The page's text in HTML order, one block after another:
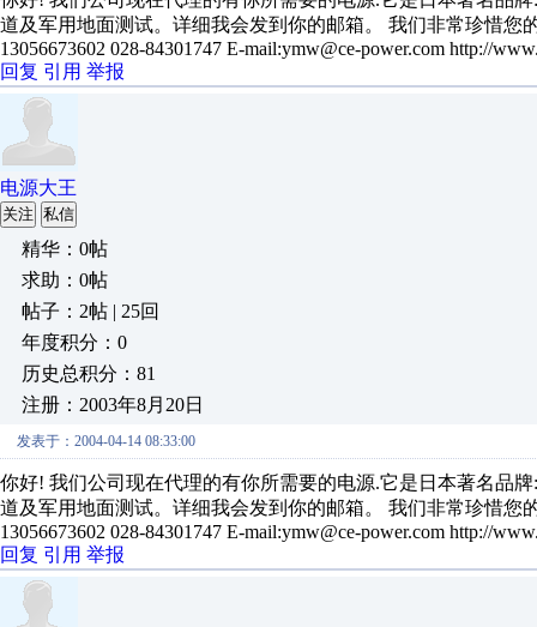
道及军用地面测试。详细我会发到你的邮箱。 我们非常珍惜
13056673602 028-84301747 E-mail:ymw@ce-power.com http://
回复 引用 举报
电源大王
关注 私信
精华：0帖
求助：0帖
帖子：2帖 | 25回
年度积分：0
历史总积分：81
注册：2003年8月20日
发表于：2004-04-14 08:33:00
你好! 我们公司现在代理的有你所需要的电源.它是日本著名品
道及军用地面测试。详细我会发到你的邮箱。 我们非常珍惜
13056673602 028-84301747 E-mail:ymw@ce-power.com http://
回复 引用 举报